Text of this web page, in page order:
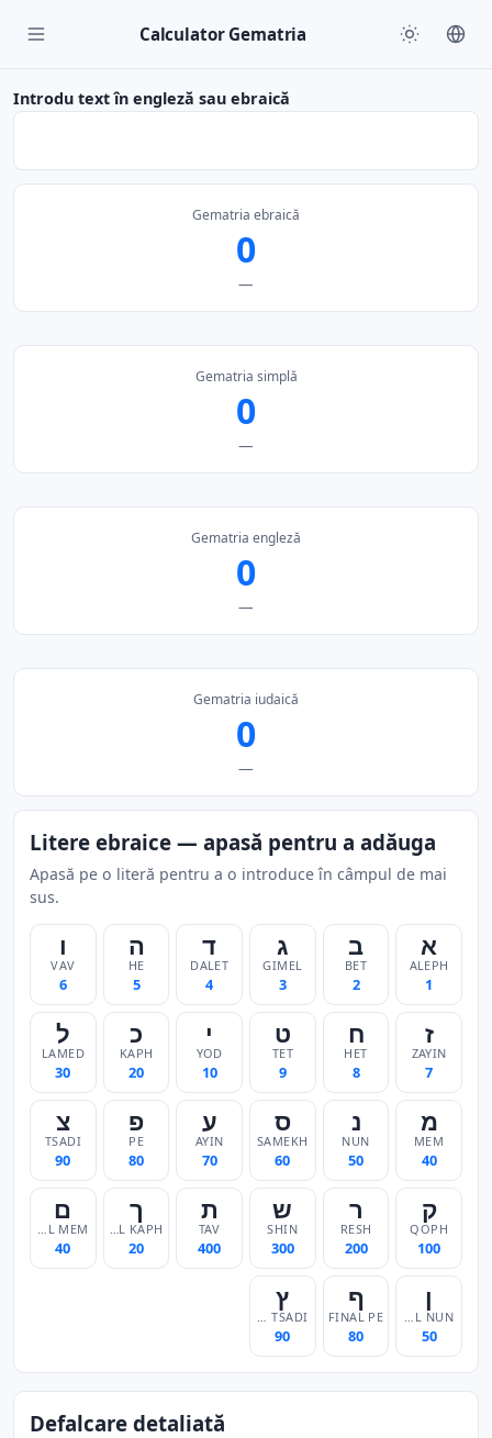
Calculator Gematria
Introdu text în engleză sau ebraică
Gematria ebraică
0
—
Gematria simplă
0
—
Gematria engleză
0
—
Gematria iudaică
0
—
Litere ebraice — apasă pentru a adăuga
Apasă pe o literă pentru a o introduce în câmpul de mai
sus.
א
ALEPH
1
ב
BET
2
ג
GIMEL
3
ד
DALET
4
ה
HE
5
ו
VAV
6
ז
ZAYIN
7
ח
HET
8
ט
TET
9
י
YOD
10
כ
KAPH
20
ל
LAMED
30
מ
MEM
40
נ
NUN
50
ס
SAMEKH
60
ע
AYIN
70
פ
PE
80
צ
TSADI
90
ק
QOPH
100
ר
RESH
200
ש
SHIN
300
ת
TAV
400
ך
FINAL KAPH
20
ם
FINAL MEM
40
ן
FINAL NUN
50
ף
FINAL PE
80
ץ
FINAL TSADI
90
Defalcare detaliată